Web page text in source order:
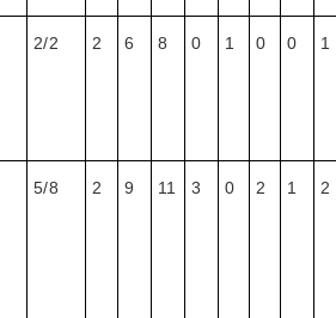
2/2 2 6 8 0 1 0 0 1
5/8 2 9 11 3 0 2 1 2